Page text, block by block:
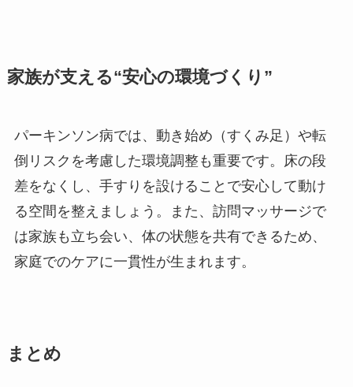
家族が支える“安心の環境づくり”
パーキンソン病では、動き始め（すくみ足）や転
倒リスクを考慮した環境調整も重要です。床の段
差をなくし、手すりを設けることで安心して動け
る空間を整えましょう。また、訪問マッサージで
は家族も立ち会い、体の状態を共有できるため、
家庭でのケアに一貫性が生まれます。
まとめ